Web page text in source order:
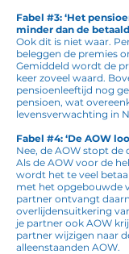
Fabel #3: ‘Het
minder dan de
Ook dit is niet waar.
beleggen de premies
Gemiddeld wordt de
keer zoveel waard.
pensioenleeftijd nog
pensioen, wat
levensverwachting in
Fabel #4: ‘De AOW
Nee, de AOW stopt de
Als de AOW voor de
wordt het te veel
met het opgebouwde
partner ontvangt
overlijdensuitkering
je partner ook AOW
partner wijzigen naar
alleenstaanden AOW.